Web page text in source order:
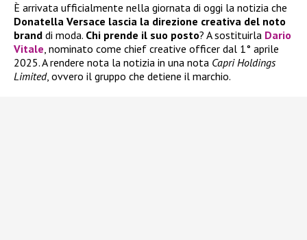
È arrivata ufficialmente nella giornata di oggi la notizia che
Donatella Versace lascia la direzione creativa del noto
brand di moda. Chi prende il suo posto? A sostituirla Dario
Vitale, nominato come chief creative officer dal 1° aprile
2025. A rendere nota la notizia in una nota Capri Holdings
Limited, ovvero il gruppo che detiene il marchio.